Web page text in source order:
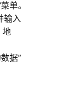
单。
输入
地
据”